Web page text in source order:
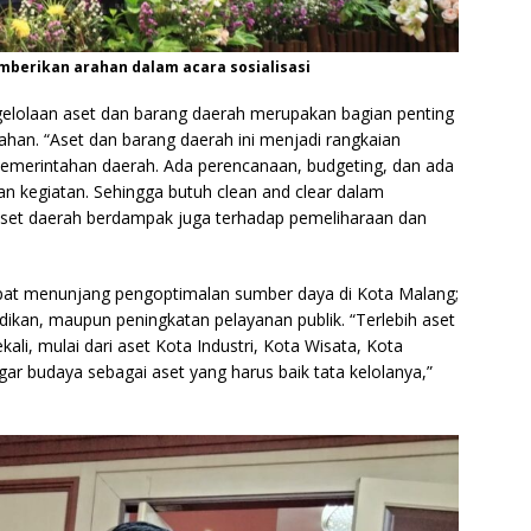
arahan dalam acara sosialisasi
aset dan barang daerah merupakan bagian penting
“Aset dan barang daerah ini menjadi rangkaian
daerah. Ada perencanaan, budgeting, dan ada
kegiatan. Sehingga butuh clean and clear dalam
daerah berdampak juga terhadap pemeliharaan dan
menunjang pengoptimalan sumber daya di Kota Malang;
maupun peningkatan pelayanan publik. “Terlebih aset
mulai dari aset Kota Industri, Kota Wisata, Kota
budaya sebagai aset yang harus baik tata kelolanya,”